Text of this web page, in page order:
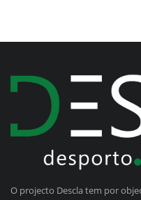
O projecto Descla tem por